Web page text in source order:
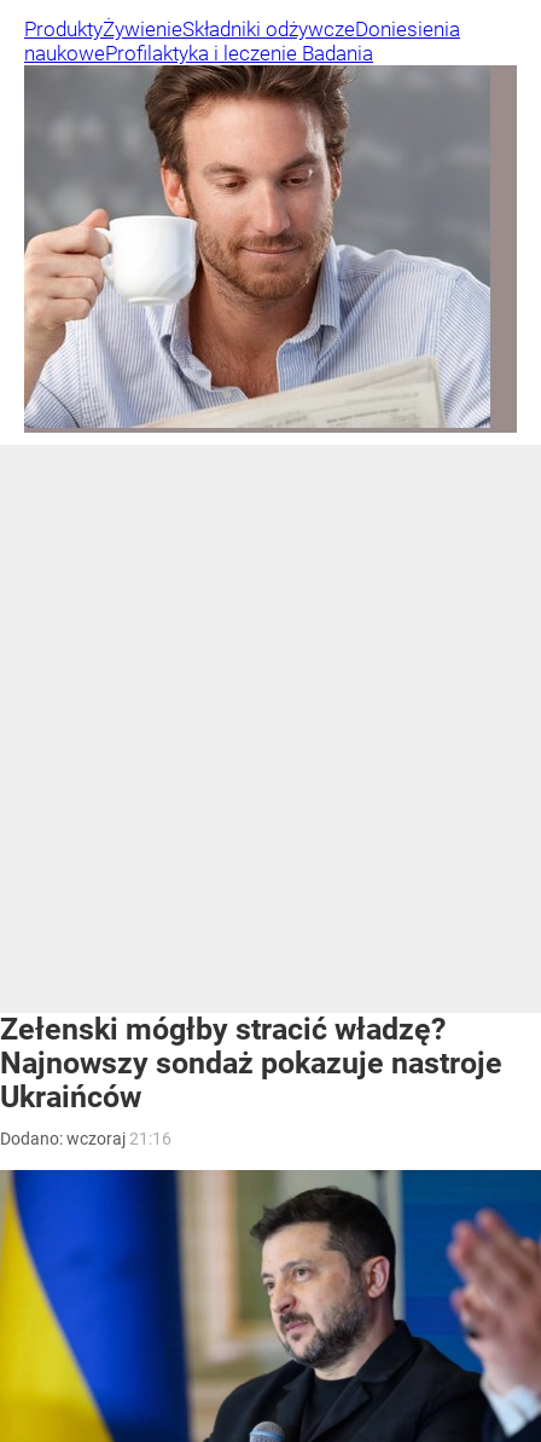
ProduktyŻywienieSkładniki odżywczeDoniesienia
naukoweProfilaktyka i leczenie Badania
Zełenski mógłby stracić władzę?
Najnowszy sondaż pokazuje nastroje
Ukraińców
Dodano:wczoraj 21:16